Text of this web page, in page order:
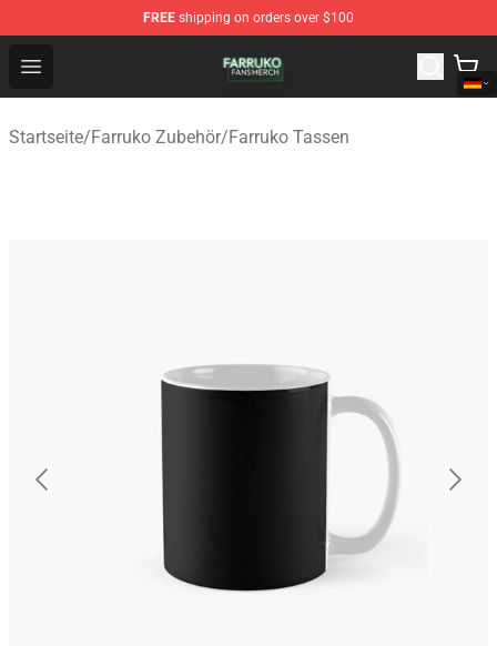
FREE shipping on orders over $100
Open menu
Farruko Shop - Official Farruko Merchandise Store
Startseite/Farruko Zubehör/Farruko Tassen